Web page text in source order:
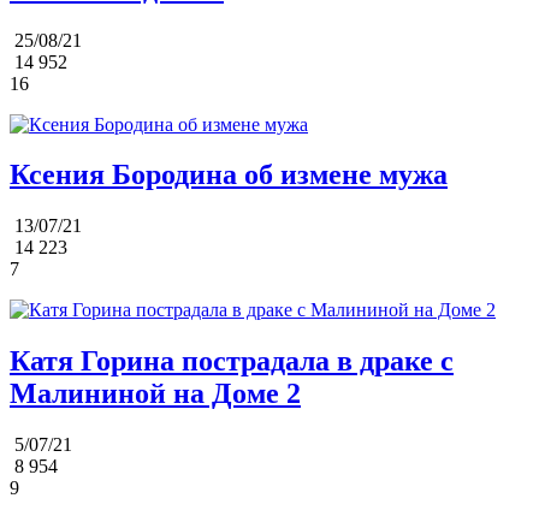
25/08/21
14 952
16
Ксения Бородина об измене мужа
13/07/21
14 223
7
Катя Горина пострадала в драке с
Малининой на Доме 2
5/07/21
8 954
9